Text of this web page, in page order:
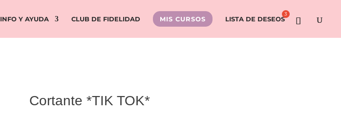
INFO Y AYUDA CLUB DE FIDELIDAD MIS CURSOS LISTA DE DESEOS
Cortante *TIK TOK*